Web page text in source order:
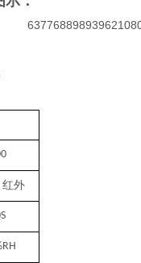
红外